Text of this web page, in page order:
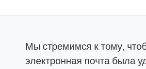
Мы стремимся к тому,
электронная почта была